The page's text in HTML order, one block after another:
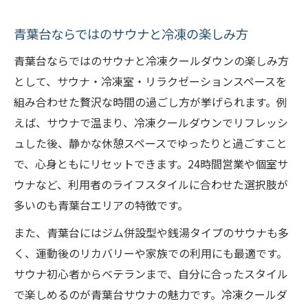
青葉台ならではのサウナと冷凍の楽しみ方
青葉台ならではのサウナと冷凍クールダウンの楽しみ方
として、サウナ・冷凍室・リラクゼーションスペースを
組み合わせた贅沢な時間の過ごし方が挙げられます。例
えば、サウナで温まり、冷凍クールダウンでリフレッシ
ュした後、静かな休憩スペースでゆったりと過ごすこと
で、心身ともにリセットできます。24時間営業や個室サ
ウナなど、利用者のライフスタイルに合わせた選択肢が
多いのも青葉台エリアの特徴です。
また、青葉台にはジム併設型や銭湯タイプのサウナも多
く、運動後のリカバリーや家族での利用にも最適です。
サウナ初心者からベテランまで、自分に合ったスタイル
で楽しめるのが青葉台サウナの魅力です。冷凍クールダ